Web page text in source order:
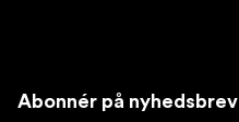
Abonnér på nyhedsbrev